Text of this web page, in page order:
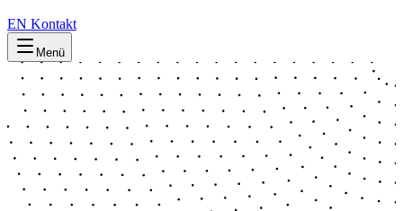
EN Kontakt
Menü